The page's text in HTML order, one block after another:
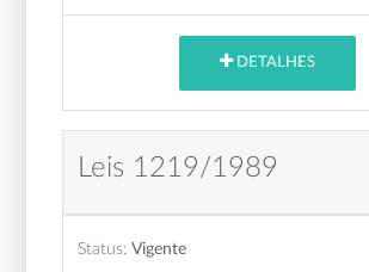
DETALHES
Leis 1219/1989
Status: Vigente